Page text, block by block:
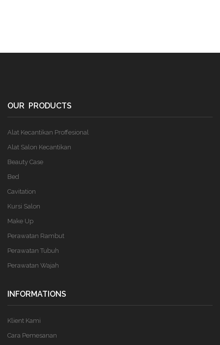
OUR PRODUCTS
Alat Kecantikan Proffesional
Alat Salon Kecantikan
Beauty Case
Bed
Cavitation
Kursi Salon
Make Up
Perawatan Rambut
Perawatan Tubuh
Perawatan Wajah
INFORMATIONS
Klient Kami
Cara Pemesanan